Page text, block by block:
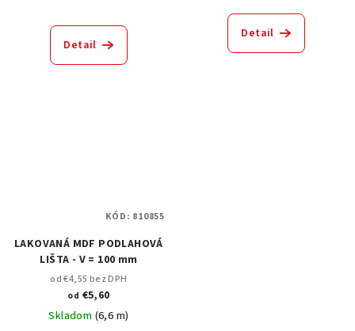
Detail
Detail
LAKOVANÁ MDF PODLAHOVÁ
LIŠTA - V = 100 mm
od €4,55 bez DPH
od €5,60
Skladom (6,6 m)
KÓD: 810855